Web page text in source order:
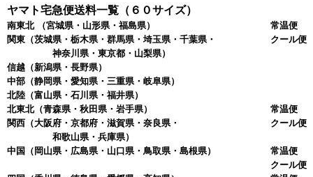
ヤマト宅急便送料一覧（６０サイズ）
南東北
（宮城県・山形県・福島県）
関東 （茨城県・栃木県・群馬県・埼玉県・千葉県・
神奈川県・東京都・山梨県）
信越 （新潟県・長野県）
中部 （静岡県・愛知県・三重県・岐阜県）
北陸 （富山県・石川県・福井県）
常温便
クール便
北東北（青森県・秋田県・岩手県）
関西 （大阪府・京都府・滋賀県・奈良県・
和歌山県・兵庫県）
常温便
クール便
中国 （岡山県・広島県・山口県・鳥取県・島根県）
常温便
クール便